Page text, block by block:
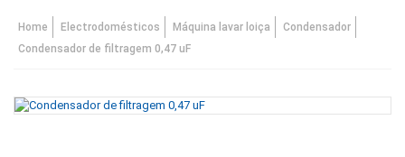
Home Electrodomésticos Máquina lavar loiça
Condensador
Condensador de filtragem 0,47 uF